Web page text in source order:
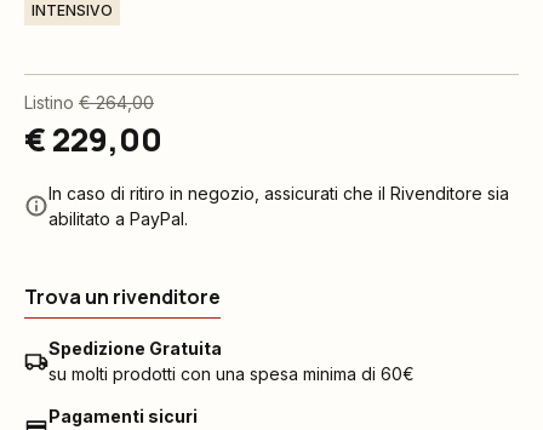
INTENSIVO
Listino € 264,00
€ 229,00
In caso di ritiro in negozio, assicurati che il Rivenditore sia
abilitato a PayPal.
Trova un rivenditore
Spedizione Gratuita
su molti prodotti con una spesa minima di 60€
Pagamenti sicuri